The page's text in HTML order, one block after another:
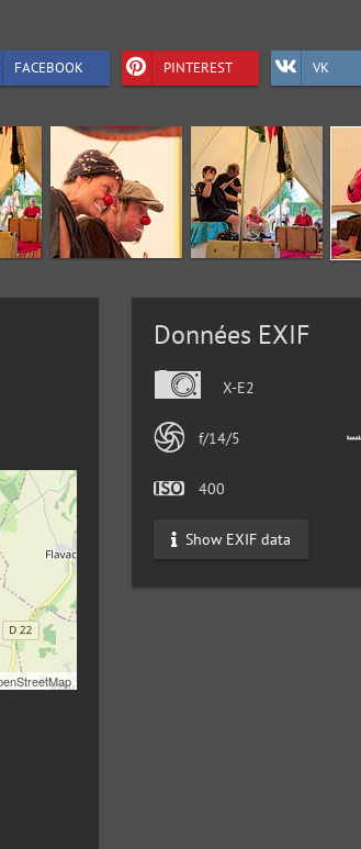
FACEBOOK PINTEREST VK
Données EXIF
X-E2
f/14/5
400
Show EXIF data